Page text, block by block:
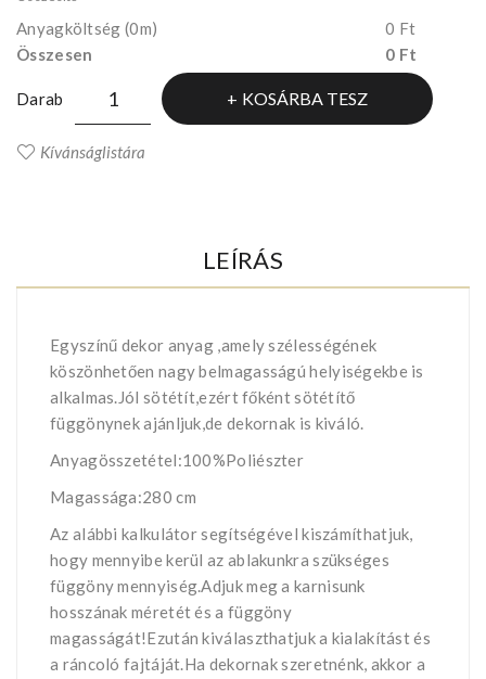
Anyagköltség (0m)
0 Ft
Összesen
0 Ft
Darab KOSÁRBA TESZ
Kívánságlistára
LEÍRÁS
Egyszínű dekor anyag ,amely szélességének
köszönhetően nagy belmagasságú helyiségekbe is
alkalmas.Jól sötétít,ezért főként sötétítő
függönynek ajánljuk,de dekornak is kiváló.
Anyagösszetétel:100%Poliészter
Magassága:280 cm
Az alábbi kalkulátor segítségével kiszámíthatjuk,
hogy mennyibe kerül az ablakunkra szükséges
függöny mennyiség.Adjuk meg a karnisunk
hosszának méretét és a függöny
magasságát!Ezután kiválaszthatjuk a kialakítást és
a ráncoló fajtáját.Ha dekornak szeretnénk, akkor a